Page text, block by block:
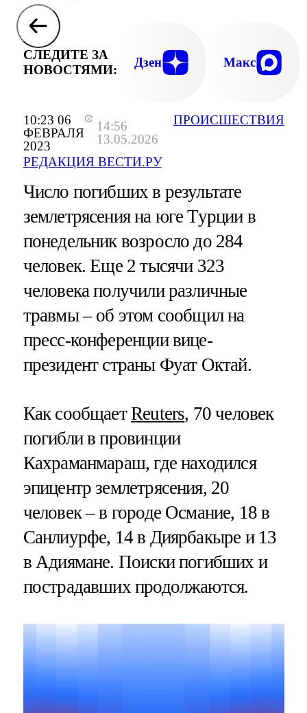
10:23 06
ФЕВРАЛЯ
2023
14:56
13.05.2026
РЕДАКЦИЯ ВЕСТИ.РУ
ПРОИСШЕСТВИЯ
СЛЕДИТЕ ЗА
НОВОСТЯМИ:
Дзен Макс
Число погибших в результате
землетрясения на юге Турции в
понедельник возросло до 284
человек. Еще 2 тысячи 323
человека получили различные
травмы – об этом сообщил на
пресс-конференции вице-
президент страны Фуат Октай.
Как сообщаетReuters, 70 человек
погибли в провинции
Кахраманмараш, где находился
эпицентр землетрясения, 20
человек – в городе Османие, 18 в
Санлиурфе, 14 в Диярбакыре и 13
в Адиямане. Поиски погибших и
пострадавших продолжаются.